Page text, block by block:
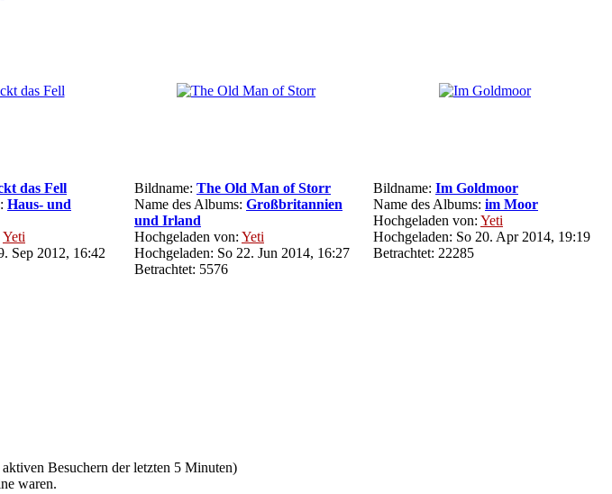
das Fell
Haus- und
Yeti
Sep 2012, 16:42
Bildname: The Old Man of Storr
Name des Albums: Großbritannien
und Irland
Hochgeladen von: Yeti
Hochgeladen: So 22. Jun 2014, 16:27
Betrachtet: 5576
Bildname: Im Goldmoor
Name des Albums: im Moor
Hochgeladen von: Yeti
Hochgeladen: So 20. Apr 2014, 19:19
Betrachtet: 22285
Besuchern der letzten 5 Minuten)
waren.